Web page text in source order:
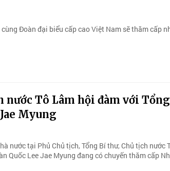
Đoàn đại biểu cấp cao Việt Nam sẽ thăm cấp
nước Tô Lâm hội đàm với Tổng
Myung
nước tại Phủ Chủ tịch, Tổng Bí thư, Chủ tịch nước
Quốc Lee Jae Myung đang có chuyến thăm cấp